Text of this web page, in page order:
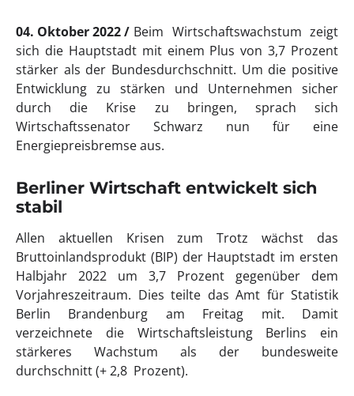
04. Oktober 2022
Beim Wirtschaftswachstum zeigt
sich die Hauptstadt mit einem Plus von 3,7 Prozent
stärker als der Bundesdurchschnitt. Um die positive
Entwicklung zu stärken und Unternehmen sicher
durch die Krise zu bringen, sprach sich
Wirtschaftssenator Schwarz nun für eine
Energiepreisbremse aus.
Berliner Wirtschaft entwickelt sich
stabil
Allen aktuellen Krisen zum Trotz wächst das
Bruttoinlandsprodukt (BIP) der Hauptstadt im ersten
Halbjahr 2022 um 3,7 Prozent gegenüber dem
Vorjahreszeitraum. Dies teilte das Amt für Statistik
Berlin Brandenburg am Freitag mit. Damit
verzeichnete die Wirtschaftsleistung Berlins ein
stärkeres Wachstum als der bundesweite
durchschnitt (+ 2,8 Prozent).